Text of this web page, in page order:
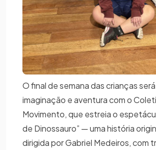
O final de semana das crianças
imaginação e aventura com o
Movimento, que estreia o
de Dinossauro” — uma história
dirigida por Gabriel Medeiros, com